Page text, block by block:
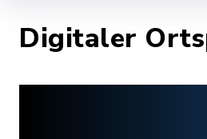
Digitaler